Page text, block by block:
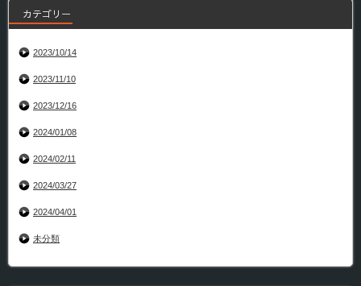
カテゴリー
2023/10/14
2023/11/10
2023/12/16
2024/01/08
2024/02/11
2024/03/27
2024/04/01
未分類